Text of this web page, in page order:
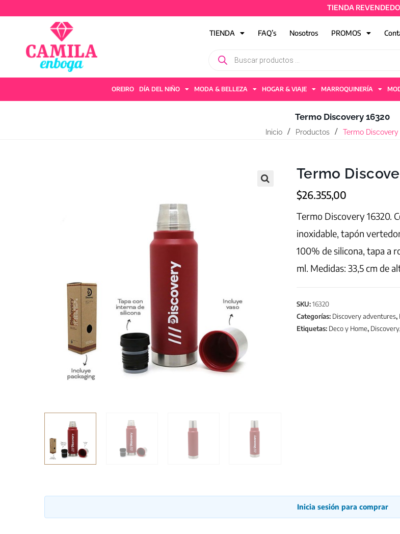
TIENDA
TIENDA FAQ’s Nosotros PROMOS
OREIRO DÍA DEL NIÑO MODA & BELLEZA HOGAR & VIAJE MARROQUINERÍA
Termo Discovery 16320
Inicio Productos Termo Discovery
Termo
$26.355,00
Termo Discovery 16320.
inoxidable, tapón
100% de silicona, tapa a
ml. Medidas: 33,5 cm de
SKU:16320
Categorías: Discovery adventures,
Etiquetas: Deco y Home, Discovery
Inicia sesión para comprar